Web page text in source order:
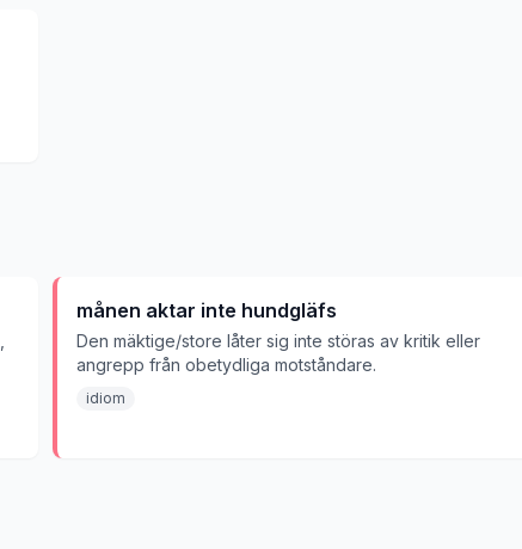
månen aktar inte hundgläfs
Den mäktige/store låter sig inte störas av kritik eller
angrepp från obetydliga motståndare.
idiom